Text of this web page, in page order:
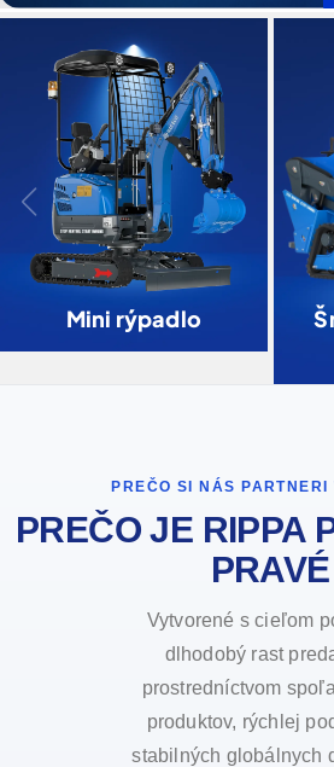
Mini rýpadlo
PREČO SI NÁS PARTNERI
PREČO JE RIPPA
PRAVÉ
Vytvorené s cieľom
dlhodobý rast
prostredníctvom
produktov, rýchlej
stabilných globálnych